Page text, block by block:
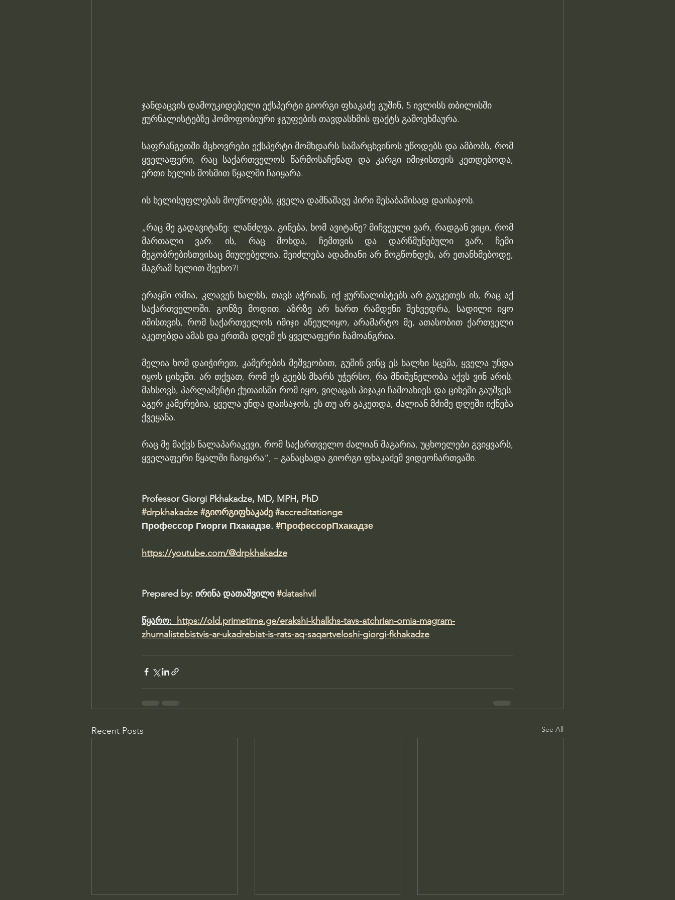
ჯანდაცვის დამოუკიდებელი ექსპერტი გიორგი ფხაკაძე გუშინ, 5 ივლისს თბილისში
ჟურნალისტებზე ჰომოფობიური ჯგუფების თავდასხმის ფაქტს გამოეხმაურა.
საფრანგეთში მცხოვრები ექსპერტი მომხდარს სამარცხვინოს უწოდებს და ამბობს, რომ
ყველაფერი, რაც საქართველოს წარმოსაჩენად და კარგი იმიჯისთვის კეთდებოდა,
ერთი ხელის მოსმით წყალში ჩაიყარა.
ის ხელისუფლებას მოუწოდებს, ყველა დამნაშავე პირი შესაბამისად დაისაჯოს.
„რაც მე გადავიტანე: ლანძღვა, გინება, ხომ ავიტანე? მიჩვეული ვარ, რადგან ვიცი, რომ
მართალი ვარ. ის, რაც მოხდა, ჩემთვის და დარწმუნებული ვარ, ჩემი
მეგობრებისთვისაც მიუღებელია. შეიძლება ადამიანი არ მოგწონდეს, არ ეთანხმებოდე,
მაგრამ ხელით შეეხო?!
ერაყში ომია, კლავენ ხალხს, თავს აჭრიან, იქ ჟურნალისტებს არ გაუკეთეს ის, რაც აქ
საქართველოში. გონზე მოდით. აზრზე არ ხართ რამდენი შეხვედრა, სადილი იყო
იმისთვის, რომ საქართველოს იმიჯი აწეულიყო, არამარტო მე, ათასობით ქართველი
აკეთებდა ამას და ერთმა დღემ ეს ყველაფერი ჩამოანგრია.
​მელია ხომ დაიჭირეთ, კამერების მეშვეობით, გუშინ ვინც ეს ხალხი სცემა, ყველა უნდა
იყოს ციხეში. არ თქვათ, რომ ეს გეებს მხარს უჭერსო, რა მნიშვნელობა აქვს ვინ არის.
მახსოვს, პარლამენტი ქუთაისში რომ იყო, ვიღაცას პიჯაკი ჩამოახიეს და ციხეში გაუშვეს.
აგერ კამერებია, ყველა უნდა დაისაჯოს, ეს თუ არ გაკეთდა, ძალიან მძიმე დღეში იქნება
ქვეყანა.
რაც მე მაქვს ნალაპარაკევი, რომ საქართველო ძალიან მაგარია, უცხოელები გვიყვარს,
ყველაფერი წყალში ჩაიყარა“, – განაცხადა გიორგი ფხაკაძემ ვიდეოჩართვაში.
Professor Giorgi Pkhakadze, MD, MPH, PhD
#drpkhakadze #გიორგიფხაკაძე #accreditationge
Профессор Гиорги Пхакадзе. #ПрофессорПхакадзе
https://youtube.com/@drpkhakadze
Prepared by: ირინა დათაშვილი #datashvil
წყარო:
https://old.primetime.ge/erakshi-khalkhs-tavs-atchrian-omia-magram-
zhurnalistebistvis-ar-ukadrebiat-is-rats-aq-saqartveloshi-giorgi-fkhakadze
Recent Posts See All